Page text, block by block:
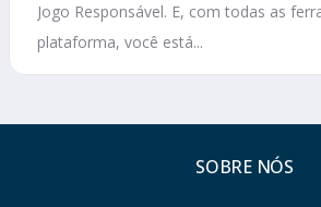
Jogo Responsável. E, com todas as
plataforma, você está...
SOBRE NÓS